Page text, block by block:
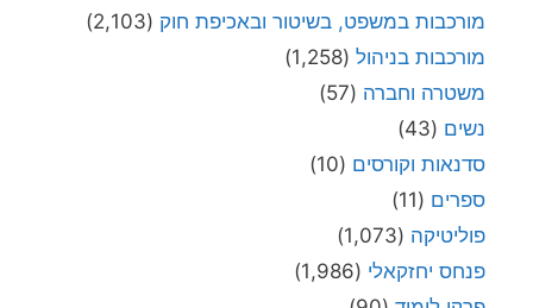
מורכבות במשפט, בשיטור ובאכיפת חוק (2,103)
מורכבות בניהול (1,258)
משטרה וחברה (57)
נשים (43)
סדנאות וקורסים (10)
ספרים (11)
פוליטיקה (1,073)
פנחס יחזקאלי (1,986)